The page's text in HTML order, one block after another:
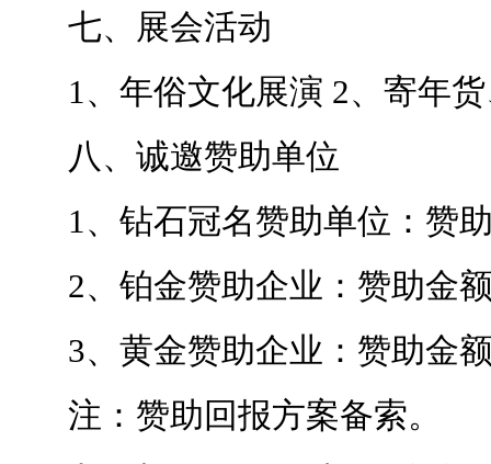
七、展会活动
1、年俗文化展演 2、寄年货
八、诚邀赞助单位
1、钻石冠名赞助单位：赞助
2、铂金赞助企业：赞助金额
3、黄金赞助企业：赞助金
注：赞助回报方案备索。